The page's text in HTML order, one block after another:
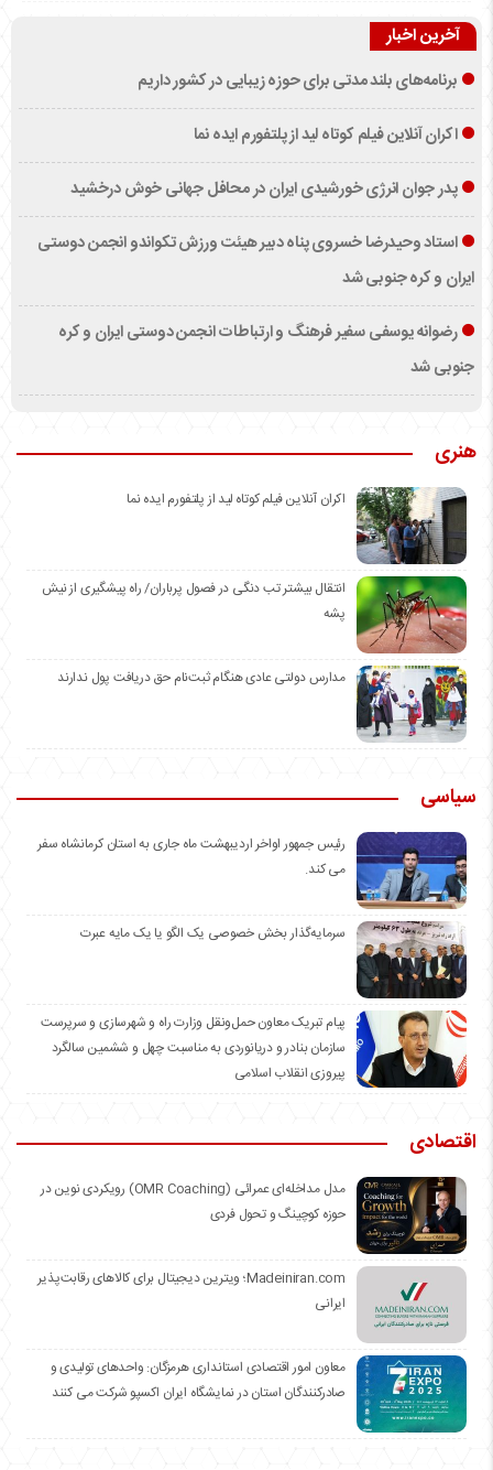
آخرین اخبار
برنامه‌های بلند مدتی برای حوزه زیبایی در کشور داریم
اکران آنلاین فیلم کوتاه لید از پلتفورم ایده نما
پدر جوان انرژی خورشیدی ایران در محافل جهانی خوش درخشید
استاد وحیدرضا خسروی پناه دبیر هیئت ورزش تکواندو انجمن دوستی
ایران و کره جنوبی شد
رضوانه یوسفی سفیر فرهنگ و ارتباطات انجمن دوستی ایران و کره
جنوبی شد
هنری
اکران آنلاین فیلم کوتاه لید از پلتفورم ایده نما
انتقال بیشتر تب دنگی در فصول پرباران/ راه پیشگیری از نیش
پشه
مدارس دولتی عادی هنگام ثبت‌نام حق دریافت پول ندارند
سیاسی
رئیس جمهور اواخر اردیبهشت ماه جاری به استان کرمانشاه سفر
می کند.
سرمایه‌گذار بخش خصوصی یک الگو یا یک مایه عبرت
️پیام تبریک معاون حمل‌ونقل وزارت راه و شهرسازی و سرپرست
سازمان بنادر و دریانوردی به مناسبت چهل و ششمین سالگرد
پیروزی انقلاب اسلامی
اقتصادی
مدل مداخله‌ای عمرائی (OMR Coaching) رویکردی نوین در
حوزه کوچینگ و تحول فردی
Madeiniran.com؛ ویترین دیجیتال برای کالاهای رقابت‌پذیر
ایرانی
معاون امور اقتصادی استانداری هرمزگان: واحدهای تولیدی و
صادرکنندگان استان در نمایشگاه ایران اکسپو شرکت می کنند